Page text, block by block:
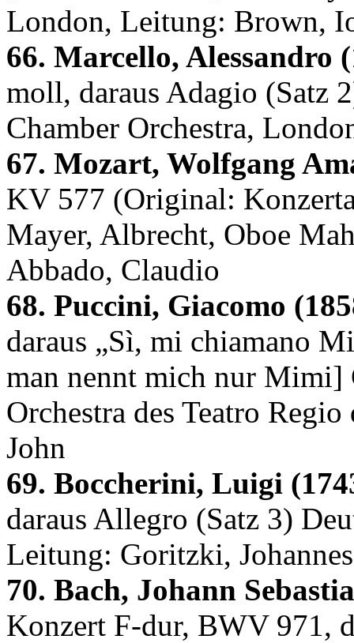
London, Leitung: Brown,
66. Marcello, Alessandro
moll, daraus Adagio (Satz
Chamber Orchestra,
67. Mozart, Wolfgang
KV 577 (Original:
Mayer, Albrecht, Oboe
Abbado, Claudio
68. Puccini, Giacomo
daraus „Sì, mi chiamano
man nennt mich nur Mimi]
Orchestra des Teatro
John
69. Boccherini, Luigi
daraus Allegro (Satz 3)
Leitung: Goritzki, Johannes
70. Bach, Johann
Konzert F-dur, BWV 971,